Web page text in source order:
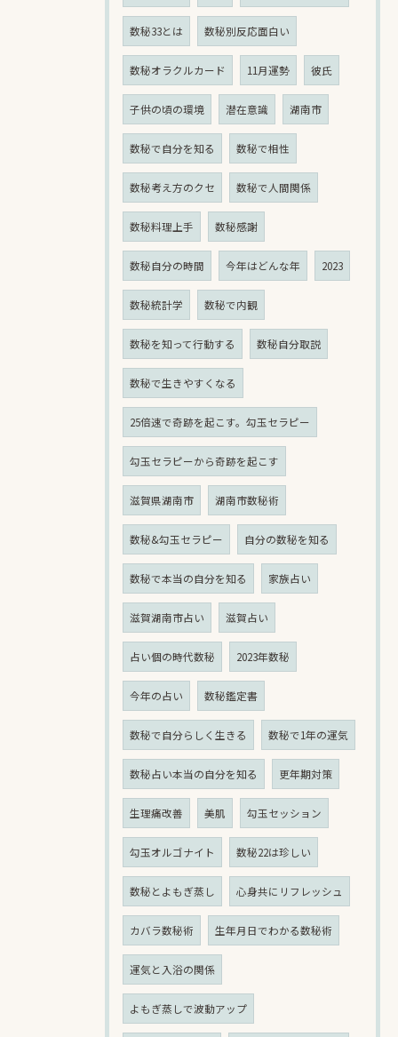
数秘33とは 数秘別反応面白い
数秘オラクルカード 11月運勢 彼氏
子供の頃の環境 潜在意識 湖南市
数秘で自分を知る 数秘で相性
数秘考え方のクセ 数秘で人間関係
数秘料理上手 数秘感謝
数秘自分の時間 今年はどんな年 2023
数秘統計学 数秘で内観
数秘を知って行動する 数秘自分取説
数秘で生きやすくなる
25倍速で奇跡を起こす。勾玉セラピー
勾玉セラピーから奇跡を起こす
滋賀県湖南市 湖南市数秘術
数秘&勾玉セラピー 自分の数秘を知る
数秘で本当の自分を知る 家族占い
滋賀湖南市占い 滋賀占い
占い個の時代数秘 2023年数秘
今年の占い 数秘鑑定書
数秘で自分らしく生きる 数秘で1年の運気
数秘占い本当の自分を知る 更年期対策
生理痛改善 美肌 勾玉セッション
勾玉オルゴナイト 数秘22は珍しい
数秘とよもぎ蒸し 心身共にリフレッシュ
カバラ数秘術 生年月日でわかる数秘術
運気と入浴の関係
よもぎ蒸しで波動アップ